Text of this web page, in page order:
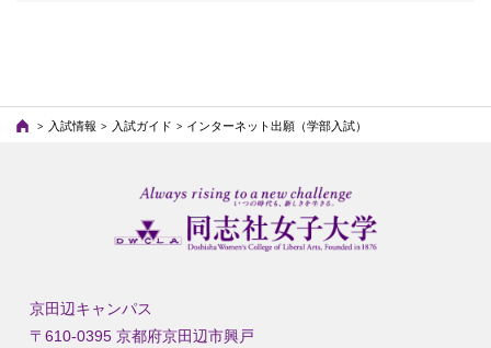
入試情報 入試ガイド インターネット出願（学部入試）
京田辺キャンパス
〒610-0395 京都府京田辺市興戸